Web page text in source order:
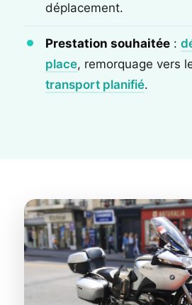
déplacement.
Prestation souhaitée :
place, remorquage vers
transport planifié.